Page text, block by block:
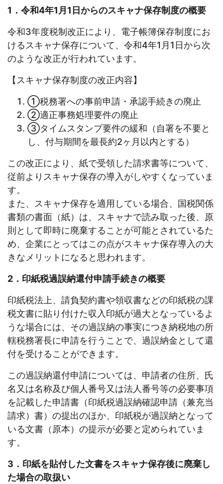
1．令和4年1月1日からのスキャナ保存制度の概要
令和3年度税制改正により、電子帳簿保存制度にお
けるスキャナ保存について、令和4年1月1日から次
のような改正が行われています。
【スキャナ保存制度の改正内容】
①税務署への事前申請・承認手続きの廃止
②適正事務処理要件の廃止
③タイムスタンプ要件の緩和（自署を不要と
し、付与期間を最長約2ヶ月以内とする）
この改正により、紙で受領した請求書等について、
従前よりスキャナ保存の導入がしやすくなっていま
す。
また、スキャナ保存を適用している場合、国税関係
書類の書面（紙）は、スキャナで読み取った後、原
則として即時に廃棄することが可能とされているた
め、企業にとってはこの点がスキャナ保存導入の大
きなメリットになると思われます。
2．印紙税過誤納還付申請手続きの概要
印紙税法上、請負契約書や領収書などの印紙税の課
税文書に貼り付けた収入印紙が過大となっているよ
うな場合には、その過誤納の事実につき納税地の所
轄税務署長に申請を行うことで、過誤納金として還
付を受けることができます。
この過誤納還付申請については、申請者の住所、氏
名又は名称及び個人番号又は法人番号等の必要事項
を記載した申請書（印紙税過誤納確認申請（兼充当
請求）書）の提出のほか、印紙税が過誤納となって
いる文書（原本）の提示が必要と定められていま
す。
3．印紙を貼付した文書をスキャナ保存後に廃棄し
た場合の取扱い